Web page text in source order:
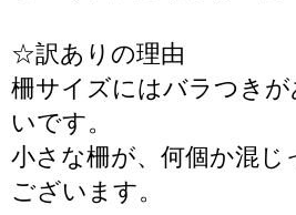
☆訳ありの理由
柵サイズにはバラつき
いです。
小さな柵が、何個か混じ
ございます。